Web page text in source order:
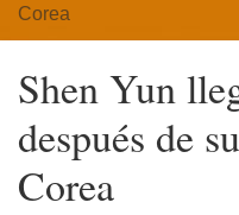
Corea
Shen Yun
después de
Corea